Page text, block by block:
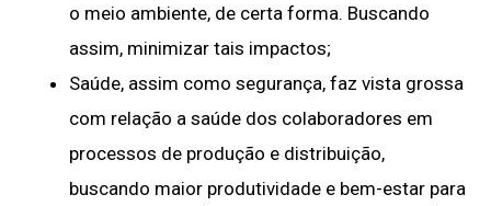
o meio ambiente, de certa forma. Buscando
assim, minimizar tais impactos;
Saúde, assim como segurança, faz vista grossa
com relação a saúde dos colaboradores em
processos de produção e distribuição,
buscando maior produtividade e bem-estar para